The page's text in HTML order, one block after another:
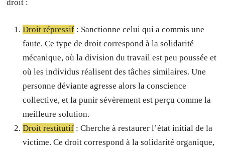
droit :
Droit répressif : Sanctionne celui qui a commis une
faute. Ce type de droit correspond à la solidarité
mécanique, où la division du travail est peu poussée et
où les individus réalisent des tâches similaires. Une
personne déviante agresse alors la conscience
collective, et la punir sévèrement est perçu comme la
meilleure solution.
Droit restitutif : Cherche à restaurer l’état initial de la
victime. Ce droit correspond à la solidarité organique,